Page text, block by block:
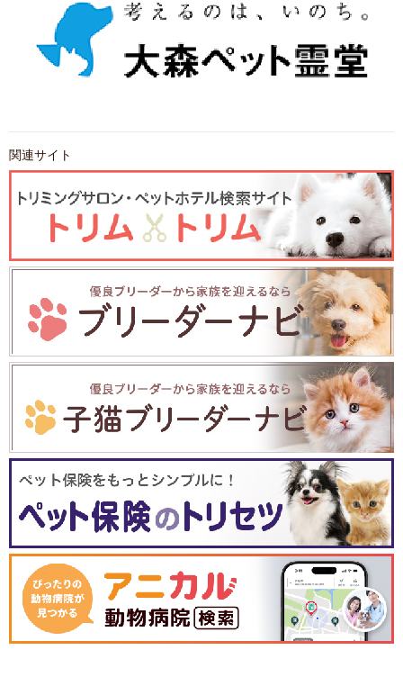
関連サイト